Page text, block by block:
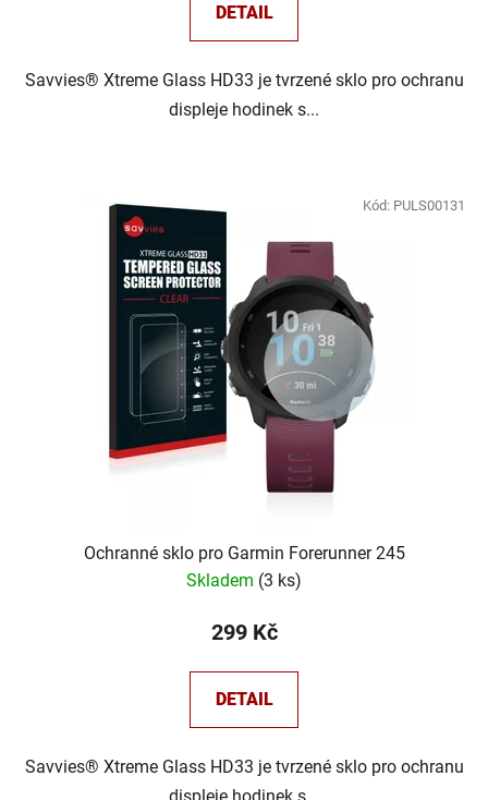
DETAIL
Savvies® Xtreme Glass HD33 je tvrzené sklo pro ochranu
displeje hodinek s...
Ochranné sklo pro Garmin Forerunner 245
Skladem (3 ks)
299 Kč
DETAIL
Savvies® Xtreme Glass HD33 je tvrzené sklo pro ochranu
Kód: PULS00131